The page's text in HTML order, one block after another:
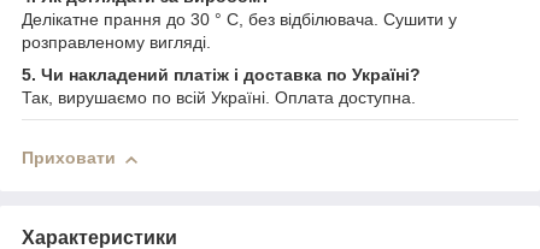
Делікатне прання до 30 ° C, без відбілювача. Сушити у
розправленому вигляді.
5. Чи накладений платіж і доставка по Україні?
Так, вирушаємо по всій Україні. Оплата доступна.
Приховати
Характеристики